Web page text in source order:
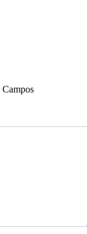
Campos